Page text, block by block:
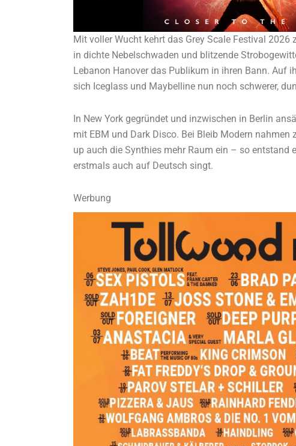
Mit voller Wucht kehrt das Grey Scale Festival
in dichte Nebelschwaden und blitzende
Lebanon Hanover das Publikum in ihren Bann. Auf
sich Iceglass und Maybelline nun noch schwerer,
In New York gegründet und inzwischen in Berlin
mit EBM und Dark Disco. Bei Bleib Modern
up auch die Synthies mehr Raum ein – so entstand
erstmals auch auf Deutsch singt.
Werbung